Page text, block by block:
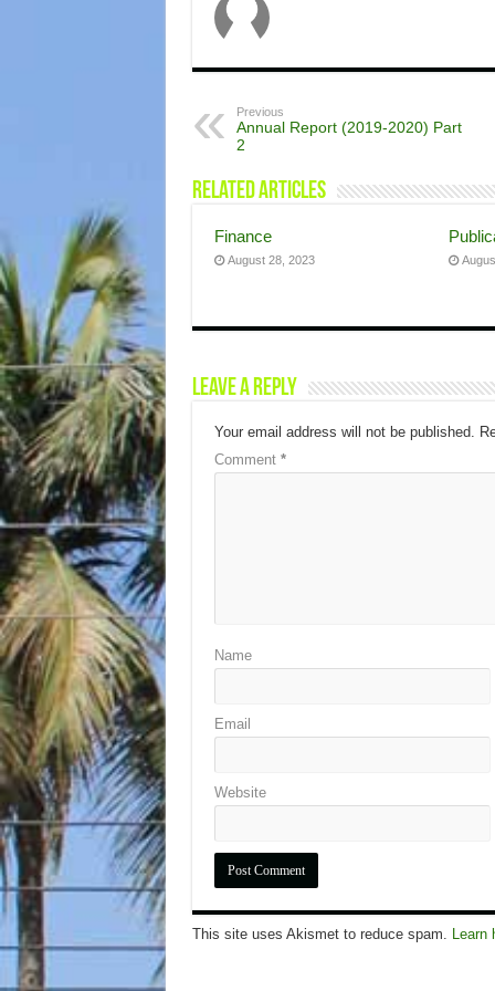
Previous
Annual Report (2019-2020) Part
2
Related Articles
Finance
August 28, 2023
Leave a Reply
Your email address will not be published.
Comment *
Name
Email
Website
This site uses Akismet to reduce spam.